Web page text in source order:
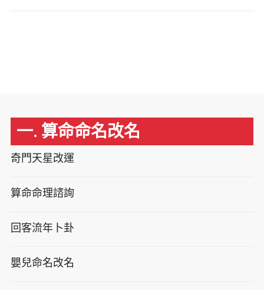
一. 算命命名改名
奇門天星改運
算命命理諮詢
回客流年卜卦
嬰兒命名改名